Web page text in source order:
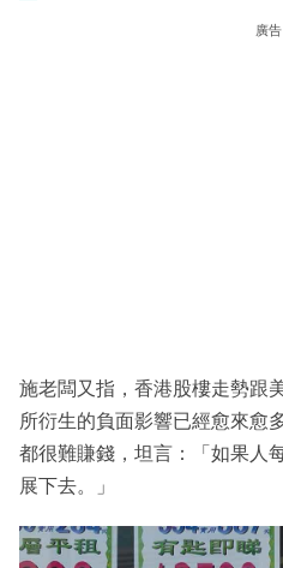
廣告
施老闆又指，香港股樓走勢跟
所衍生的負面影響已經愈來愈
都很難賺錢，坦言：「如果人
展下去。」